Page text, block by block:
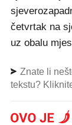
četvrtak na
uz obalu
Znate li
tekstu?